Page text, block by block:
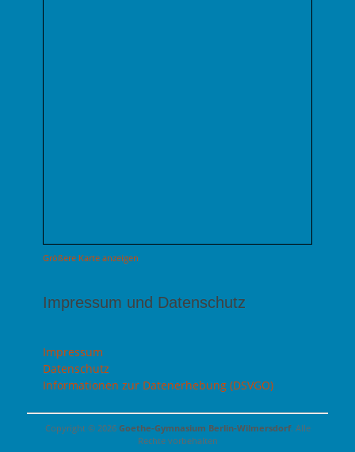
Größere Karte anzeigen
Impressum und Datenschutz
Impressum
Datenschutz
Informationen zur Datenerhebung (DSVGO)
Copyright © 2026 Goethe-Gymnasium Berlin-Wilmersdorf. Alle
Rechte vorbehalten